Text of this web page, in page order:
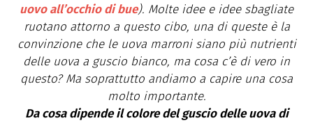
uovo all’occhio di bue). Molte idee e idee sbagliate
ruotano attorno a questo cibo, una di queste è la
convinzione che le uova marroni siano più nutrienti
delle uova a guscio bianco, ma cosa c’è di vero in
questo? Ma soprattutto andiamo a capire una cosa
molto importante.
Da cosa dipende il colore del guscio delle uova di